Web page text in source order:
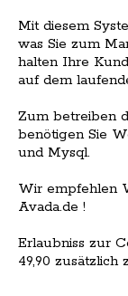
Mit diesem
was Sie zum
halten Ihre
auf dem
Zum betreiben
benötigen Sie
und Mysql.
Wir empfehlen
Avada.de !
Erlaubniss zur
49,90 zusätzlich